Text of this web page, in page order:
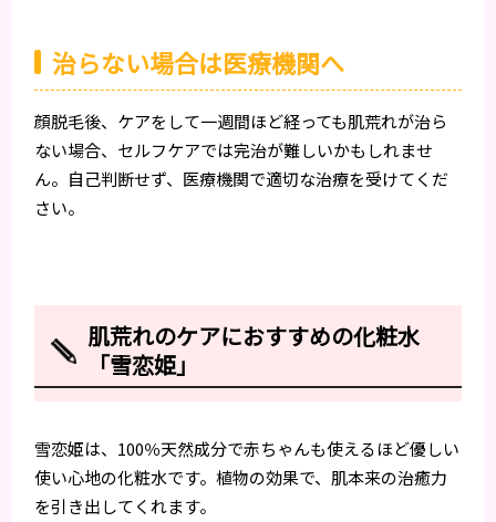
治らない場合は医療機関へ
顔脱毛後、ケアをして一週間ほど経っても肌荒れが治ら
ない場合、セルフケアでは完治が難しいかもしれませ
ん。自己判断せず、医療機関で適切な治療を受けてくだ
さい。
肌荒れのケアにおすすめの化粧水
「雪恋姫」
雪恋姫は、100％天然成分で赤ちゃんも使えるほど優しい
使い心地の化粧水です。植物の効果で、肌本来の治癒力
を引き出してくれます。